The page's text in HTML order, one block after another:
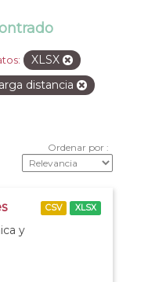
XLSX
distancia
Ordenar por
y
CSV XLSX